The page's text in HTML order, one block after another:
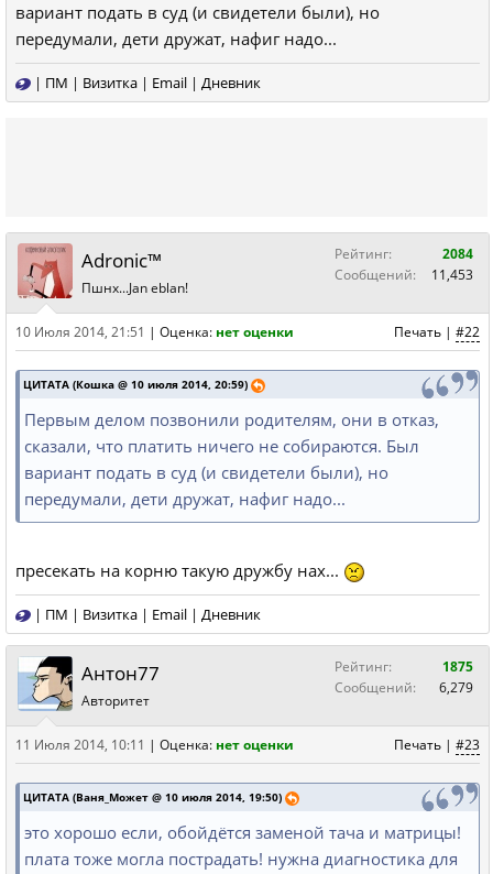
вариант подать в суд (и свидетели были), но
передумали, дети дружат, нафиг надо...
| ПМ | Визитка | Email | Дневник
Adronic™
Пшнх...Jan eblan!
Рейтинг:
2084
Сообщений:
11,453
Печать | #22
10 Июля 2014, 21:51 | Оценка: нет оценки
ЦИТАТА (Кошка @ 10 июля 2014, 20:59)
Первым делом позвонили родителям, они в отказ,
сказали, что платить ничего не собираются. Был
вариант подать в суд (и свидетели были), но
передумали, дети дружат, нафиг надо...
пресекать на корню такую дружбу нах...
| ПМ | Визитка | Email | Дневник
Антон77
Авторитет
Рейтинг:
1875
Сообщений:
6,279
Печать | #23
11 Июля 2014, 10:11 | Оценка: нет оценки
ЦИТАТА (Ваня_Может @ 10 июля 2014, 19:50)
это хорошо если, обойдётся заменой тача и матрицы!
плата тоже могла пострадать! нужна диагностика для